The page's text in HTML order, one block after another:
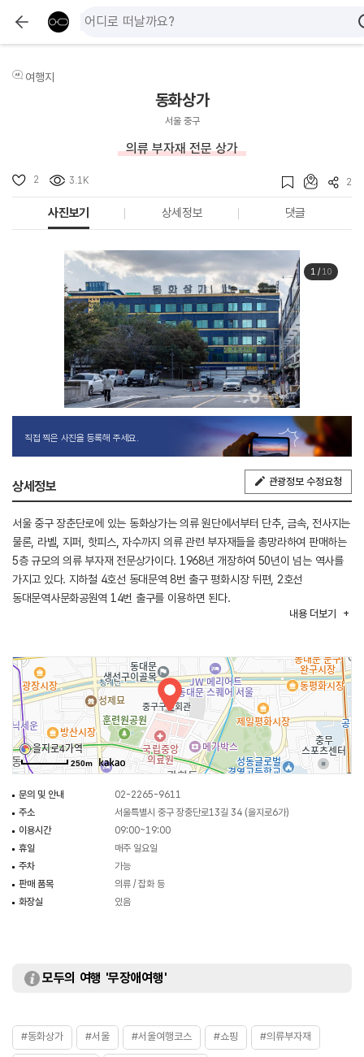
여행지
동화상가
서울 중구
의류 부자재 전문 상가
2 3.1K 2
사진보기 상세정보 댓글
1/ 10
직접 찍은 사진을 등록해 주세요.
상세정보 관광정보 수정요청
서울 중구 장춘단로에 있는 동화상가는 의류 원단에서부터 단추, 금속, 전사지는
물론, 라벨, 지퍼, 핫피스, 자수까지 의류 관련 부자재들을 총망라하여 판매하는
5층 규모의 의류 부자재 전문상가이다. 1968년 개장하여 50년이 넘는 역사를
가지고 있다. 지하철 4호선 동대문역 8번 출구 평화시장 뒤편, 2호선
동대문역사문화공원역 14번 출구를 이용하면 된다.
내용 더보기
250m
문의 및 안내
02-2265-9611
주소
서울특별시 중구 장충단로13길 34 (을지로6가)
이용시간
09:00~19:00
휴일
매주 일요일
주차
가능
판매 품목
의류 / 잡화 등
화장실
있음
모두의 여행 '무장애여행'
#동화상가 #서울 #서울여행코스 #쇼핑 #의류부자재